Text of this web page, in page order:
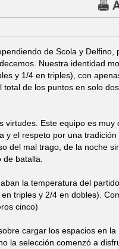
de Scola y Delfino,
Nuestra identidad
y 1/4 en triples), con
de los puntos en solo
Este equipo es muy
y el respeto por una
del mal trago, de la noche
batalla.
la temperatura del
triples y 2/4 en dobles).
cinco)
cargar los espacios en la
la selección comenzó a